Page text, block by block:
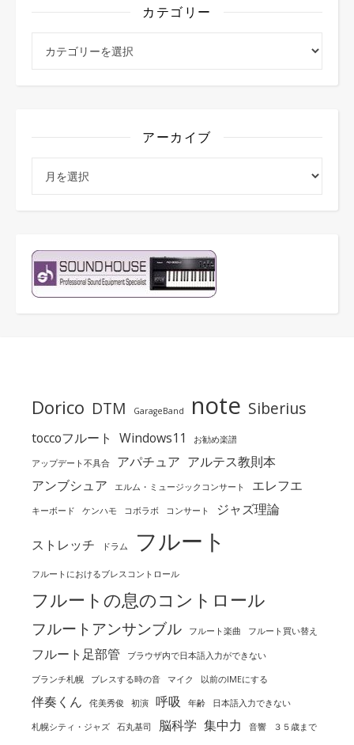
カテゴリー
アーカイブ
Dorico DTM GarageBand note Siberius
toccoフルート Windows11 お勧め楽譜
アップデート不具合 アパチュア アルテス教則本
アンブシュア
エルム・ミュージックコンサート エレフエ
キーボード ケンハモ コボラボ コンサート ジャズ理論
ストレッチ ドラム フルート
フルートにおけるブレスコントロール
フルートの息のコントロール
フルートアンサンブル フルート楽曲 フルート買い替え
フルート足部管 ブラウザ内で日本語入力ができない
ブランチ札幌 ブレスする時の音 マイク 以前のIMEにする
伴奏くん 侘美秀俊 初演 呼吸 年齢 日本語入力できない
札幌シティ・ジャズ 石丸基司 脳科学 集中力 音響 ３５歳まで